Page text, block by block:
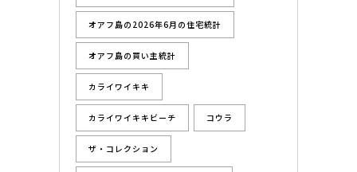
オアフ島の2026年6月の住宅統計
オアフ島の買い主統計
カライワイキキ
カライワイキキビーチ コウラ
ザ・コレクション